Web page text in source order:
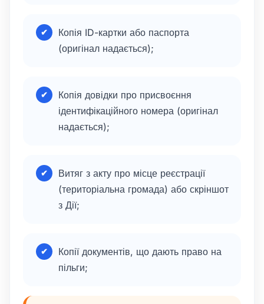
Копія ID-картки або паспорта
(оригінал надається);
Копія довідки про присвоєння
ідентифікаційного номера (оригінал
надається);
Витяг з акту про місце реєстрації
(територіальна громада) або скріншот
з Дії;
Копії документів, що дають право на
пільги;